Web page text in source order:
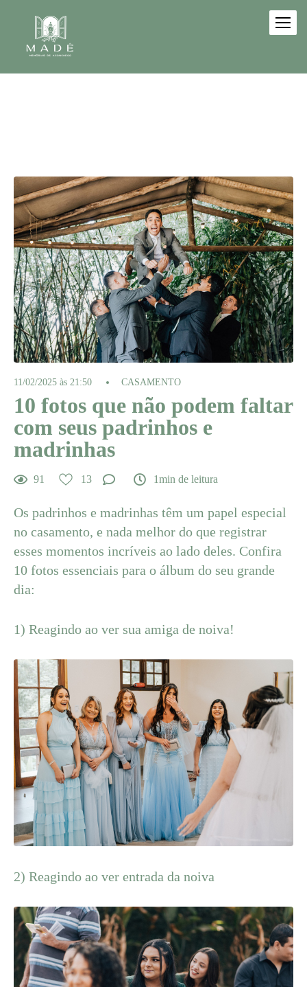
11/02/2025 às 21:50 CASAMENTO
10 fotos que não podem faltar
com seus padrinhos e
madrinhas
91 13 1min de leitura
Os padrinhos e madrinhas têm um papel especial
no casamento, e nada melhor do que registrar
esses momentos incríveis ao lado deles. Confira
10 fotos essenciais para o álbum do seu grande
dia:
1) Reagindo ao ver sua amiga de noiva!
2) Reagindo ao ver entrada da noiva